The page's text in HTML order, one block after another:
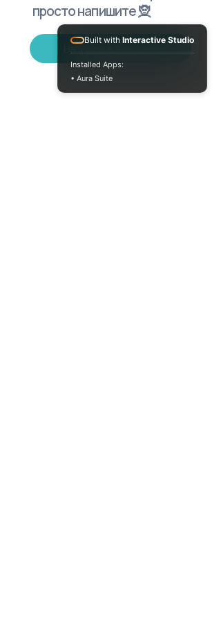
просто напишите 🧝
Built with Interactive Studio
Installed Apps:
• Aura Suite